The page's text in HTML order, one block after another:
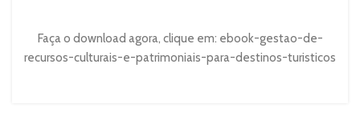
Faça o download agora, clique em: ebook-gestao-de-
recursos-culturais-e-patrimoniais-para-destinos-turisticos